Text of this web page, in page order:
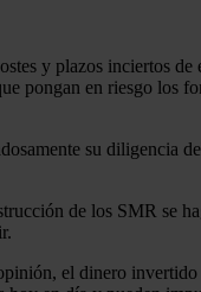
y plazos inciertos
pongan en riesgo los
su diligencia
de los SMR se
el dinero